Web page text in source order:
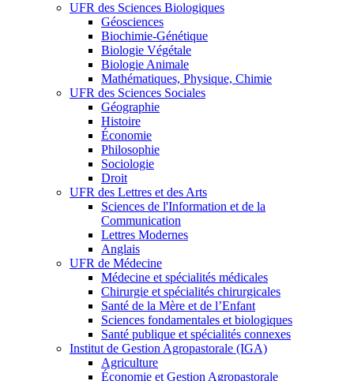
UFR des Sciences Biologiques
Géosciences
Biochimie-Génétique
Biologie Végétale
Biologie Animale
Mathématiques, Physique, Chimie
UFR des Sciences Sociales
Géographie
Histoire
Économie
Philosophie
Sociologie
Droit
UFR des Lettres et des Arts
Sciences de l'Information et de la
Communication
Lettres Modernes
Anglais
UFR de Médecine
Médecine et spécialités médicales
Chirurgie et spécialités chirurgicales
Santé de la Mère et de l’Enfant
Sciences fondamentales et biologiques
Santé publique et spécialités connexes
Institut de Gestion Agropastorale (IGA)
Agriculture
Économie et Gestion Agropastorale